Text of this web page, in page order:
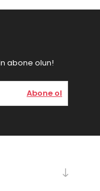
abone olun!
Abone ol